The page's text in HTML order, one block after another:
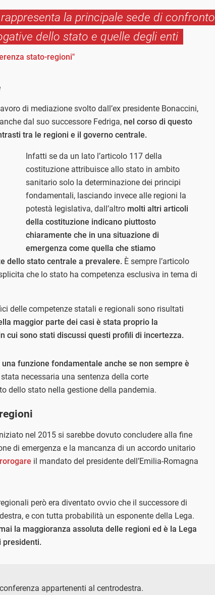
la principale sede di confronto
dello stato e quelle degli enti
stato-regioni"
di mediazione svolto dall’ex presidente Bonaccini,
dal suo successore Fedriga, nel corso di questo
tra le regioni e il governo centrale.
Infatti se da un lato l’articolo 117 della
costituzione attribuisce allo stato in ambito
sanitario solo la determinazione dei principi
fondamentali, lasciando invece alle regioni la
potestà legislativa, dall’altro molti altri articoli
della costituzione indicano piuttosto
chiaramente che in una situazione di
emergenza come quella che stiamo
dello stato centrale a prevalere. È sempre l’articolo
che lo stato ha competenza esclusiva in tema di
delle competenze statali e regionali sono risultati
maggior parte dei casi è stata proprio la
cui sono stati discussi questi profili di incertezza.
funzione fondamentale anche se non sempre è
necessaria una sentenza della corte
dello stato nella gestione della pandemia.
nel 2015 si sarebbe dovuto concludere alla fine
di emergenza e la mancanza di un accordo unitario
il mandato del presidente dell’Emilia-Romagna
però era diventato ovvio che il successore di
e con tutta probabilità un esponente della Lega.
la maggioranza assoluta delle regioni ed è la Lega
presidenti.
appartenenti al centrodestra.